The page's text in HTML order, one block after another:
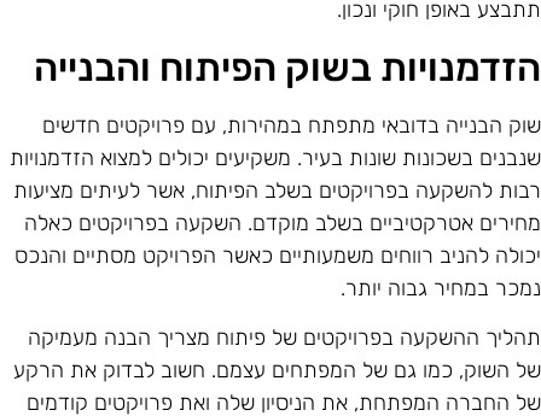
באופן חוקי ונכון.
בשוק הפיתוח והבנייה
הבנייה בדובאי מתפתח במהירות, עם פרויקטים חדשים
בשכונות שונות בעיר. משקיעים יכולים למצוא הזדמנויות
להשקעה בפרויקטים בשלב הפיתוח, אשר לעיתים מציעות
אטרקטיביים בשלב מוקדם. השקעה בפרויקטים כאלה
להניב רווחים משמעותיים כאשר הפרויקט מסתיים והנכס
במחיר גבוה יותר.
ההשקעה בפרויקטים של פיתוח מצריך הבנה מעמיקה
השוק, כמו גם של המפתחים עצמם. חשוב לבדוק את הרקע
החברה המפתחת, את הניסיון שלה ואת פרויקטים קודמים